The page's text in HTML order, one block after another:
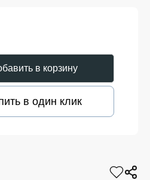
в корзину
в один клик